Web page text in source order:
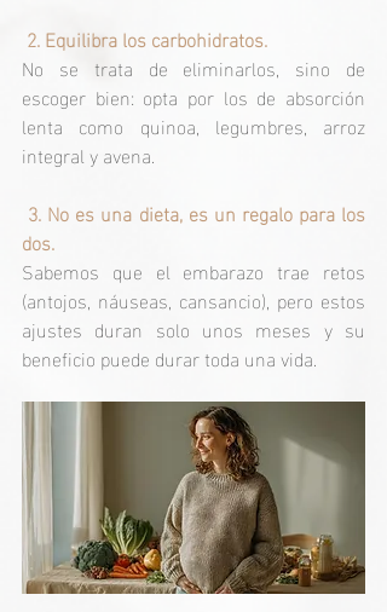
2. Equilibra los carbohidratos.
No se trata de eliminarlos, sino de
escoger bien: opta por los de absorción
lenta como quinoa, legumbres, arroz
integral y avena.
dos.
Sabemos que el embarazo trae retos
(antojos, náuseas, cansancio), pero estos
ajustes duran solo unos meses y su
beneficio puede durar toda una vida.